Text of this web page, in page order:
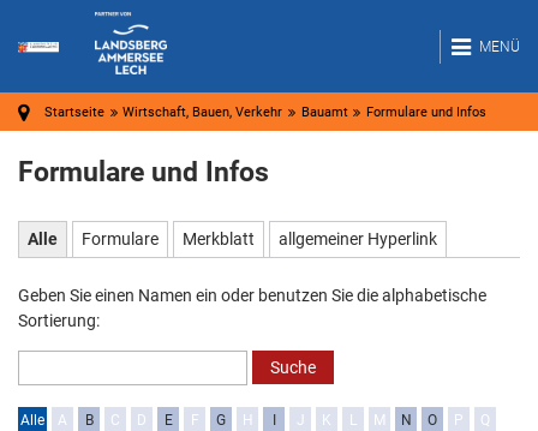
MENÜ
Startseite Wirtschaft, Bauen, Verkehr Bauamt Formulare und Infos
Formulare und Infos
Alle Formulare Merkblatt allgemeiner Hyperlink
Geben Sie einen Namen ein oder benutzen Sie die alphabetische
Sortierung:
Alle A B C D E F G H J K L M N O P
Q